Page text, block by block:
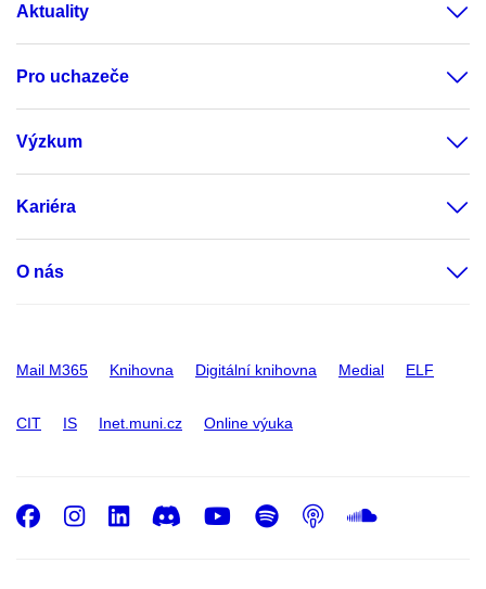
Aktuality
Pro uchazeče
Výzkum
Kariéra
O nás
Mail M365 Knihovna Digitální knihovna Medial ELF
CIT IS Inet.muni.cz Online výuka
Facebook
Instagram
LinkedIn
DiscordYoutube
Spotify
Podcast